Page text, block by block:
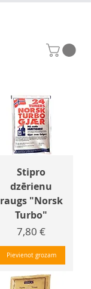
Stipro
dzērienu
raugs "Norsk
Turbo"
Cena
7,80 €
Pievienot grozam